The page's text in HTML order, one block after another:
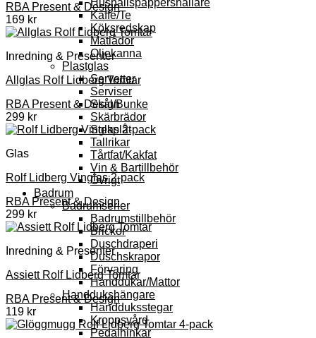
Hushållspappershållare
Kaffe/Te
Köksredskap
Matlådor
Oljekanna
Plastglas
Servetter
Serviser
Skål/Bunke
Skärbrädor
Stekplåt
Tallrikar
Tårtfat/Kakfat
Vin & Bartillbehör
Övrigt
Badrum
Badrumserier
Badrumstillbehör
Brickor
Duschdraperi
Duschskrapor
Förvaring
Handdukar/Mattor
Handdukshängare
Handduksstegar
Kroppsvård
Pedalhinkar
RBA Present & Design
169 kr
Inredning & Presenter
Allglas Rolf Lidberg Tomtar
RBA Present & Design
299 kr
Glas
Rolf Lidberg Vinglas 2-pack
RBA Present & Design
299 kr
Inredning & Presenter
Assiett Rolf Lidberg Tomtar
RBA Present & Design
119 kr